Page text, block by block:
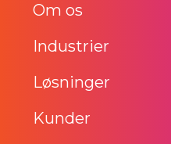
Om os
Industrier
Løsninger
Kunder